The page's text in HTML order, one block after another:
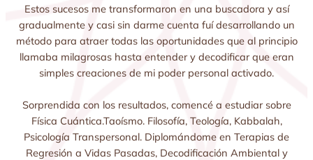
Estos sucesos me transformaron en una buscadora y así
gradualmente y casi sin darme cuenta fuí desarrollando un
método para atraer todas las oportunidades que al principio
llamaba milagrosas hasta entender y decodificar que eran
simples creaciones de mi poder personal activado.
Sorprendida con los resultados, comencé a estudiar sobre
Física Cuántica.Taoísmo. Filosofía, Teología, Kabbalah,
Psicología Transpersonal. Diplomándome en Terapias de
Regresión a Vidas Pasadas, Decodificación Ambiental y